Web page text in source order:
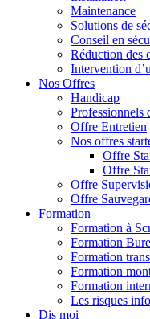
Maintenance
Solutions de
Conseil en
Réduction des
Intervention
Nos Offres
Handicap
Professionnels
Offre Entretien
Nos offres
Offre
Offre
Offre
Offre
Formation
Formation à
Formation
Formation
Formation
Formation
Les risques
Dis moi